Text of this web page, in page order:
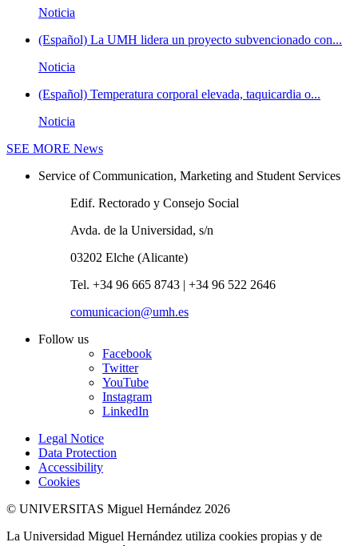
Noticia
(Español) La UMH lidera un proyecto subvencionado con...
Noticia
(Español) Temperatura corporal elevada, taquicardia o...
Noticia
SEE MORE News
Service of Communication, Marketing and Student Services
Edif. Rectorado y Consejo Social
Avda. de la Universidad, s/n
03202 Elche (Alicante)
Tel. +34 96 665 8743 | +34 96 522 2646
comunicacion@umh.es
Follow us
Facebook
Twitter
YouTube
Instagram
LinkedIn
Legal Notice
Data Protection
Accessibility
Cookies
© UNIVERSITAS Miguel Hernández 2026
La Universidad Miguel Hernández utiliza cookies propias y de